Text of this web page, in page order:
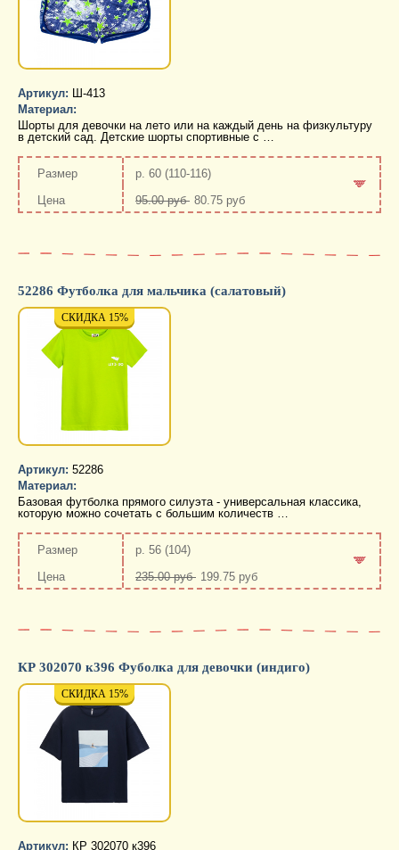
Артикул: Ш-413
Материал:
Шорты для девочки на лето или на каждый день на физкультуру
в детский сад. Детские шорты спортивные с …
р. 60 (110-116)
95.00 руб 80.75 руб
52286 Футболка для мальчика (салатовый)
СКИДКА 15%
Артикул: 52286
Материал:
Базовая футболка прямого силуэта - универсальная классика,
которую можно сочетать с большим количеств …
р. 56 (104)
235.00 руб 199.75 руб
КР 302070 к396 Фуболка для девочки (индиго)
СКИДКА 15%
Артикул: КР 302070 к396